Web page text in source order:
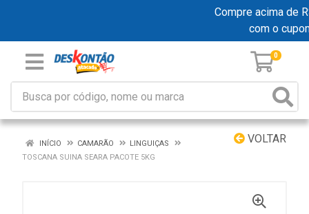
Compre acima de
com o
0
VOLTAR
INÍCIO CAMARÃO
LINGUIÇAS
TOSCANA SUINA SEARA PACOTE 5KG